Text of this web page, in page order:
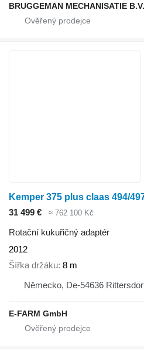
BRUGGEMAN MECHANISATIE B.V.
Kemper 375 plus claas 494/
31 499 €
≈ 762 100 Kč
Rotační kukuřičný adaptér
2012
Šířka držáku 8 m
Německo, De-54636
E-FARM GmbH